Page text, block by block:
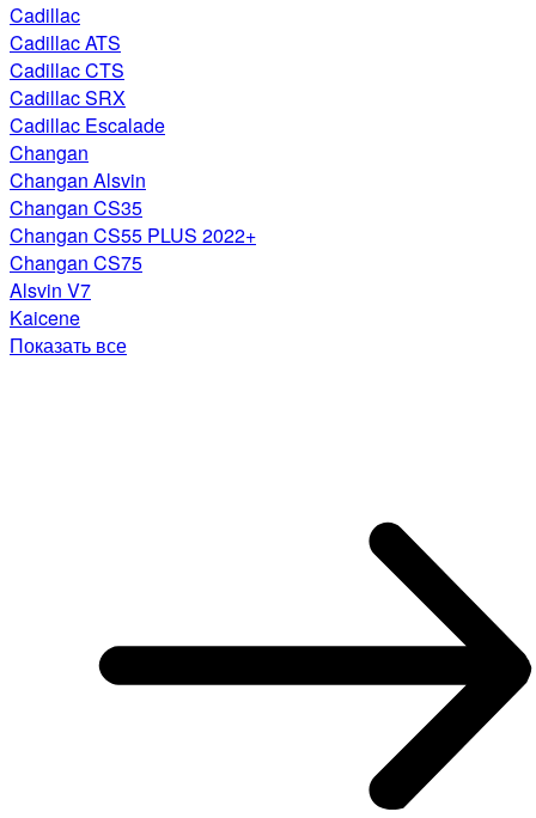
Cadillac
Cadillac ATS
Cadillac CTS
Cadillac SRX
Cadillac Escalade
Changan
Changan Alsvin
Changan CS35
Changan CS55 PLUS 2022+
Changan CS75
Alsvin V7
Kaicene
Показать все